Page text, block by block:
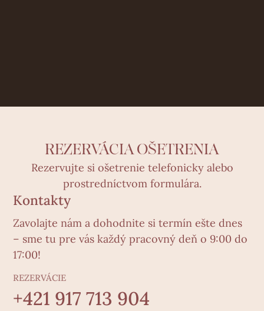
REZERVÁCIA OŠETRENIA
Rezervujte si ošetrenie telefonicky alebo
prostredníctvom formulára.
Kontakty
Zavolajte nám a dohodnite si termín ešte dnes
– sme tu pre vás každý pracovný deň o 9:00 do
17:00!
REZERVÁCIE
+421 917 713 904